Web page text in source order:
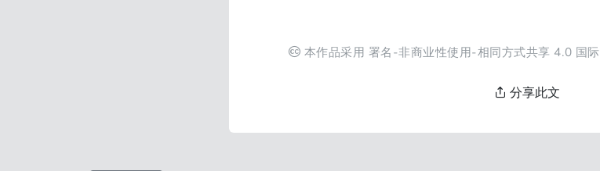
本作品采用 署名-非商业性使用-相同方式共享 4.0 国际
分享此文